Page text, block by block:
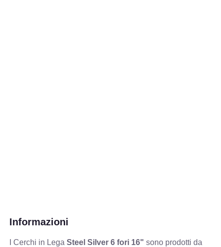
Informazioni
I Cerchi in LegaSteel Silver 6 fori 16" sono prodotti da